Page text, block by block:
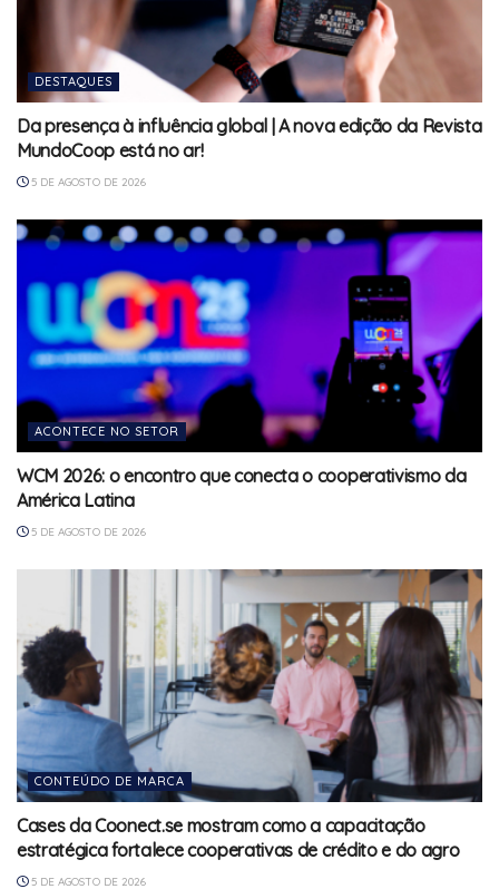
DESTAQUES
Da presença à influência global | A nova edição da Revista
MundoCoop está no ar!
5 DE AGOSTO DE 2026
ACONTECE NO SETOR
WCM 2026: o encontro que conecta o cooperativismo da
América Latina
5 DE AGOSTO DE 2026
CONTEÚDO DE MARCA
Cases da Coonect.se mostram como a capacitação
estratégica fortalece cooperativas de crédito e do agro
5 DE AGOSTO DE 2026